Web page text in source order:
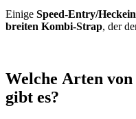
Einige Speed-Entry/
breiten Kombi-Strap, der
Welche Arten
gibt es?